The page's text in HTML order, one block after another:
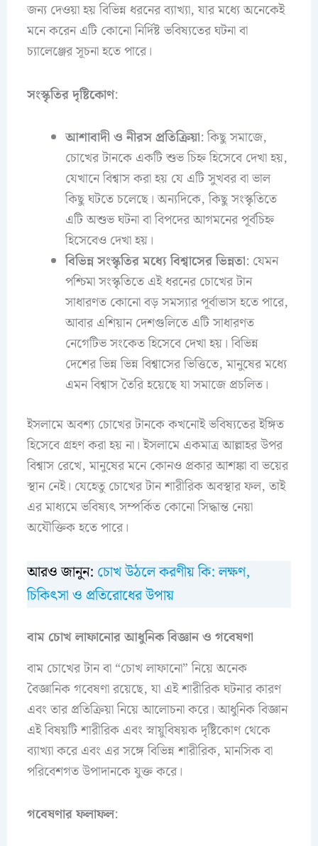
জন্য দেওয়া হয় বিভিন্ন ধরনের ব্যাখ্যা, যার মধ্যে অনেকেই
মনে করেন এটি কোনো নির্দিষ্ট ভবিষ্যতের ঘটনা বা
চ্যালেঞ্জের সূচনা হতে পারে।
সংস্কৃতির দৃষ্টিকোণ:
আশাবাদী ও নীরস প্রতিক্রিয়া: কিছু সমাজে,
চোখের টানকে একটি শুভ চিহ্ন হিসেবে দেখা হয়,
যেখানে বিশ্বাস করা হয় যে এটি সুখবর বা ভাল
কিছু ঘটতে চলেছে। অন্যদিকে, কিছু সংস্কৃতিতে
এটি অশুভ ঘটনা বা বিপদের আগমনের পূর্বচিহ্ন
হিসেবেও দেখা হয়।
বিভিন্ন সংস্কৃতির মধ্যে বিশ্বাসের ভিন্নতা: যেমন
পশ্চিমা সংস্কৃতিতে এই ধরনের চোখের টান
সাধারণত কোনো বড় সমস্যার পূর্বাভাস হতে পারে,
আবার এশিয়ান দেশগুলিতে এটি সাধারণত
নেগেটিভ সংকেত হিসেবে দেখা হয়। বিভিন্ন
দেশের ভিন্ন ভিন্ন বিশ্বাসের ভিত্তিতে, মানুষের মধ্যে
এমন বিশ্বাস তৈরি হয়েছে যা সমাজে প্রচলিত।
ইসলামে অবশ্য চোখের টানকে কখনোই ভবিষ্যতের ইঙ্গিত
হিসেবে গ্রহণ করা হয় না। ইসলামে একমাত্র আল্লাহর উপর
বিশ্বাস রেখে, মানুষের মনে কোনও প্রকার আশঙ্কা বা ভয়ের
স্থান নেই। যেহেতু চোখের টান শারীরিক অবস্থার ফল, তাই
এর মাধ্যমে ভবিষ্যৎ সম্পর্কিত কোনো সিদ্ধান্ত নেয়া
অযৌক্তিক হতে পারে।
আরও জানুন: চোখ উঠলে করণীয় কি: লক্ষণ,
চিকিৎসা ও প্রতিরোধের উপায়
বাম চোখ লাফানোর আধুনিক বিজ্ঞান ও গবেষণা
বাম চোখের টান বা “চোখ লাফানো” নিয়ে অনেক
বৈজ্ঞানিক গবেষণা রয়েছে, যা এই শারীরিক ঘটনার কারণ
এবং তার প্রতিক্রিয়া নিয়ে আলোচনা করে। আধুনিক বিজ্ঞান
এই বিষয়টি শারীরিক এবং স্নায়ুবিষয়ক দৃষ্টিকোণ থেকে
ব্যাখ্যা করে এবং এর সঙ্গে বিভিন্ন শারীরিক, মানসিক বা
পরিবেশগত উপাদানকে যুক্ত করে।
গবেষণার ফলাফল: